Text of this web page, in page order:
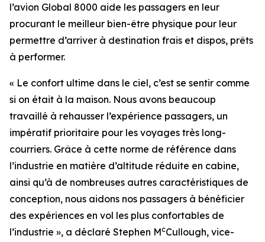
l’avion Global 8000 aide les passagers en leur
procurant le meilleur bien-être physique pour leur
permettre d’arriver à destination frais et dispos, prêts
à performer.
« Le confort ultime dans le ciel, c’est se sentir comme
si on était à la maison. Nous avons beaucoup
travaillé à rehausser l’expérience passagers, un
impératif prioritaire pour les voyages très long-
courriers. Grâce à cette norme de référence dans
l’industrie en matière d’altitude réduite en cabine,
ainsi qu’à de nombreuses autres caractéristiques de
conception, nous aidons nos passagers à bénéficier
des expériences en vol les plus confortables de
l’industrie », a déclaré Stephen McCullough, vice-